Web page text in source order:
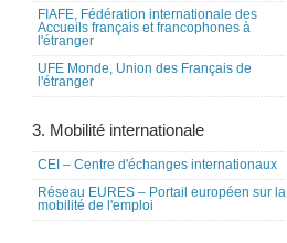
FIAFE, Fédération internationale des
Accueils français et francophones à
l'étranger
UFE Monde, Union des Français de
l'étranger
3. Mobilité internationale
CEI – Centre d'échanges internationaux
Réseau EURES – Portail européen sur la
mobilité de l'emploi